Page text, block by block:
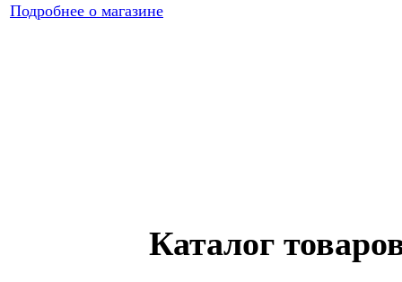
Подробнее о магазине
Каталог